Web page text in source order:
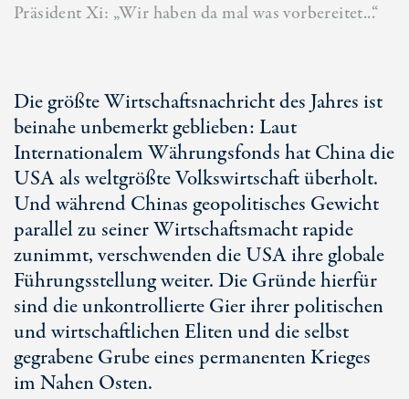
Präsident Xi: „Wir haben da mal was vorbereitet...“
Die größte Wirtschaftsnachricht des Jahres ist
beinahe unbemerkt geblieben: Laut
Internationalem Währungsfonds hat China die
USA als weltgrößte Volkswirtschaft überholt.
Und während Chinas geopolitisches Gewicht
parallel zu seiner Wirtschaftsmacht rapide
zunimmt, verschwenden die USA ihre globale
Führungsstellung weiter. Die Gründe hierfür
sind die unkontrollierte Gier ihrer politischen
und wirtschaftlichen Eliten und die selbst
gegrabene Grube eines permanenten Krieges
im Nahen Osten.